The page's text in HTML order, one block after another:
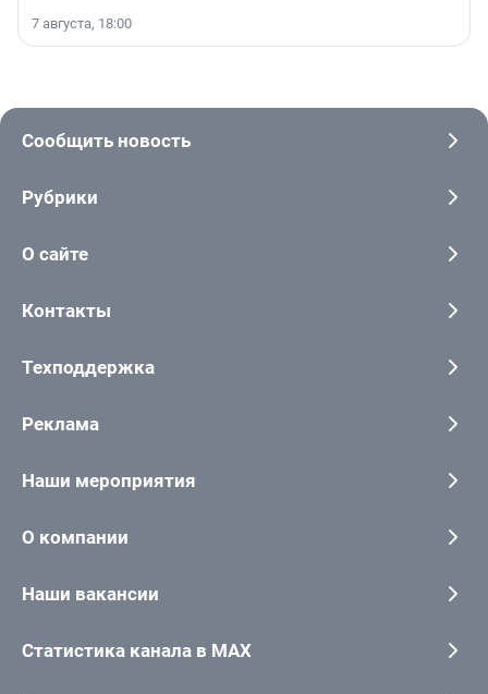
7 августа, 18:00
Сообщить новость
Рубрики
О сайте
Контакты
Техподдержка
Реклама
Наши мероприятия
О компании
Наши вакансии
Статистика канала в MAX